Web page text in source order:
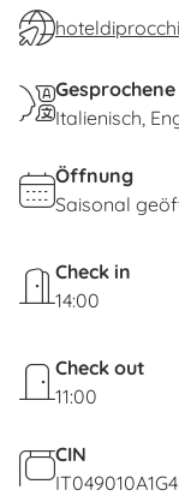
Italienisch
Öffnung
Saisonal
Check in
14:00
Check out
11:00
CIN